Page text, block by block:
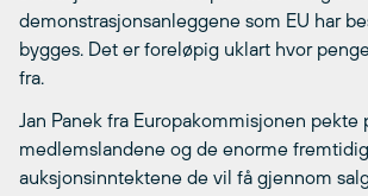
demonstrasjonsanleggene som EU har
bygges. Det er foreløpig uklart hvor
fra.
Jan Panek fra Europakommisjonen pekte
medlemslandene og de enorme
auksjonsinntektene de vil få gjennom